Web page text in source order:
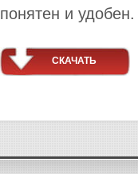
понятен и удобен.
СКАЧАТЬ